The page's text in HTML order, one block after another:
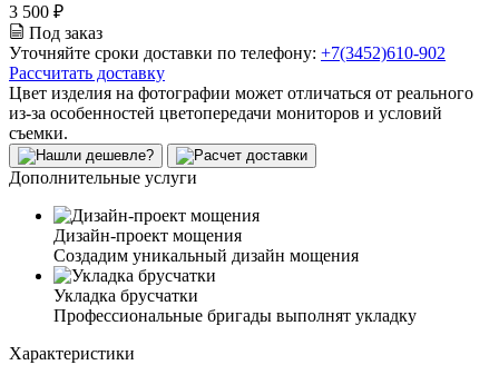
3 500 ₽
Под заказ
Уточняйте сроки доставки по телефону: +7(3452)610-902
Рассчитать доставку
Цвет изделия на фотографии может отличаться от реального
из-за особенностей цветопередачи мониторов и условий
съемки.
Дополнительные услуги
Дизайн-проект мощения
Создадим уникальный дизайн мощения
Укладка брусчатки
Профессиональные бригады выполнят укладку
Характеристики